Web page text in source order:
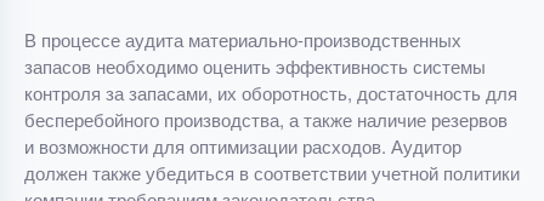
В процессе аудита материально-производственных
запасов необходимо оценить эффективность системы
контроля за запасами, их оборотность, достаточность для
бесперебойного производства, а также наличие резервов
и возможности для оптимизации расходов. Аудитор
должен также убедиться в соответствии учетной политики